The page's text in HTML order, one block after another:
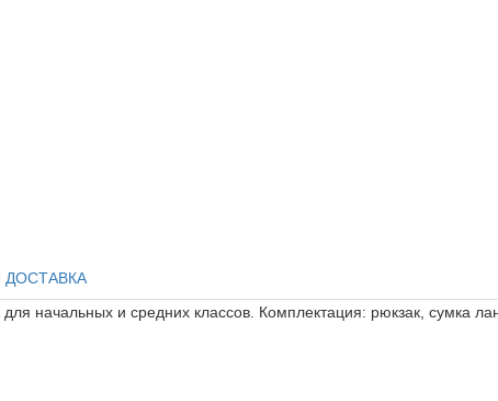
ДОСТАВКА
начальных и средних классов. Комплектация: рюкзак, сумка